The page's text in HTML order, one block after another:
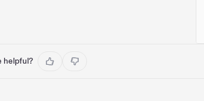
helpful?